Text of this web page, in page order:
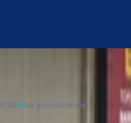
34 görüntülenme